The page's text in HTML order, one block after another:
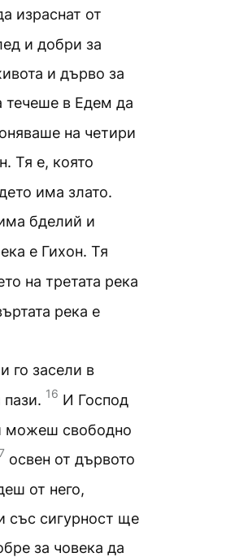
израснат от
и добри за
и дърво за
течеше в Едем да
на четири
Тя е, която
има злато.
бделий и
е Гихон. Тя
на третата река
река е
го засели в
16 И Господ
можеш свободно
освен от дървото
от него,
със сигурност ще
за човека да